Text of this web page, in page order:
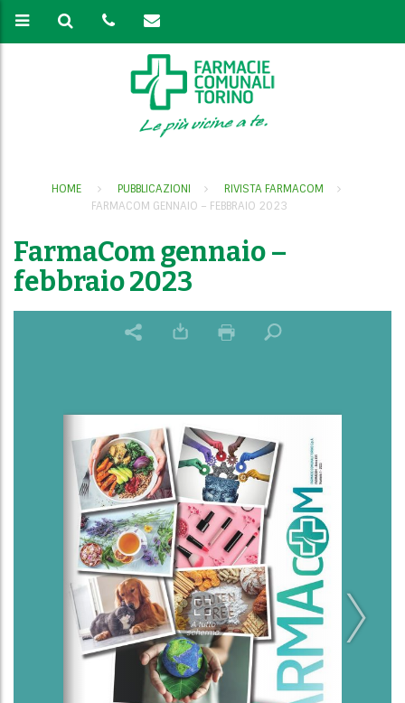
HOME PUBBLICAZIONI
RIVISTA FARMACOM
FARMACOM GENNAIO – FEBBRAIO 2023
FarmaCom gennaio –
febbraio 2023